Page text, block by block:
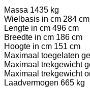
Massa 1435 kg
Wielbasis in cm 284 cm
Lengte in cm 496 cm
Breedte in cm 186 cm
Hoogte in cm 151 cm
Maximaal toegelaten
Maximaal trekgewicht
Maximaal trekgewicht
Laadvermogen 665 kg